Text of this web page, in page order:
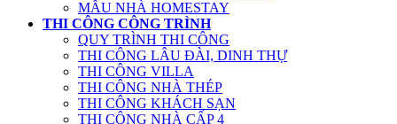
MẪU NHÀ HOMESTAY
THI CÔNG CÔNG TRÌNH
QUY TRÌNH THI CÔNG
THI CÔNG LÂU ĐÀI, DINH THỰ
THI CÔNG VILLA
THI CÔNG NHÀ THÉP
THI CÔNG KHÁCH SẠN
THI CÔNG NHÀ CẤP 4